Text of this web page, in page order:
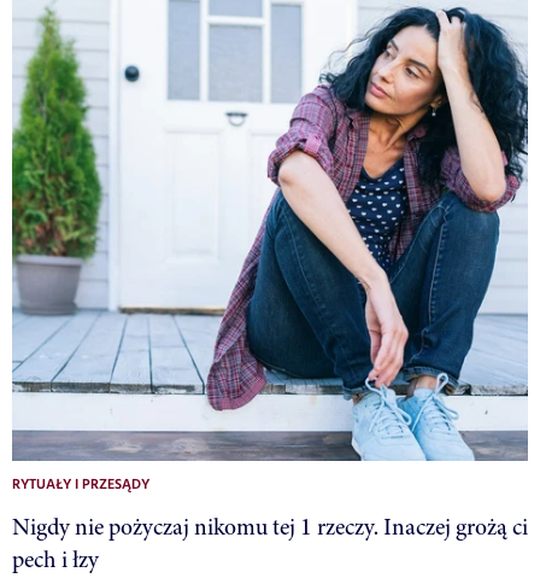
RYTUAŁY I PRZESĄDY
Nigdy nie pożyczaj nikomu tej 1 rzeczy. Inaczej grożą ci
pech i łzy